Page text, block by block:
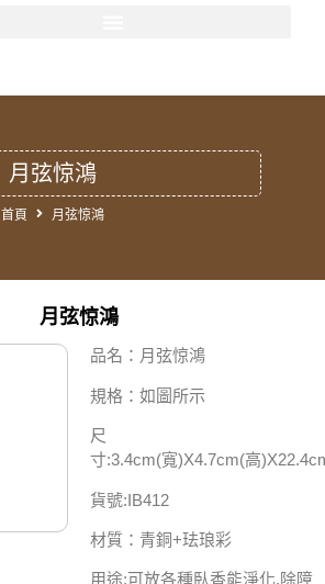
月弦惊鴻
首頁 月弦惊鴻
月弦惊鴻
品名：月弦惊鴻
規格：如圖所示
尺
寸:3.4cm(寬)X4.7cm(高
貨號:IB412
材質：青銅+珐琅彩
用途:可放各種臥香能淨化,除障